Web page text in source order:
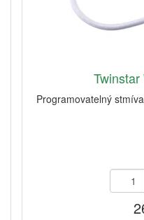
Programovatelný